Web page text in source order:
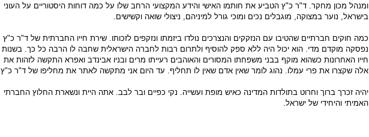
ומנהל מכון מחקר. ד"ר כ"ץ הטביע את חותמו האישי והידע המקצועי הרחב שלו על כמה דוחות היסטוריים על העוני
בישראל, נוער במצוקה, מוגבלים נכים ומוכי גורל למיניהם, ניצולי שואה וקשישים.
כמה חוקים חברתיים שהטיבו עם הנזקקים והנצרכים נולדו ביזמתו ונזקפים לזכותו. שירת חייו החברתית של ד"ר כ"ץ
נפסקה מוקדם מדי. הוא יכול היה ללא ספק להוסיף ולתרום רבות לחברה הישראלית שחבה לו הרבה כל כך. בשנות
חייו האחרונות כשהוא מוקף בבני משפחתו המסורים והאוהבים רעייתו מרים ובניו אבינדב ואפרא התקשה לזהות את
אלה שקצרו את פרי עמלו. נהוג לומר שאין אדם שאין לו תחליף. עד היום אני מתקשה לאתר את מחליפו של ד"ר כ"ץ.
יהיה זכרך ברוך וחרוט בתולדות המדינה כאיש מופת ועשייה. נקי כפיים ובר לבב. אתה היית ונשארת החלוץ החברתי
האמיתי והיחידי של ישראל.